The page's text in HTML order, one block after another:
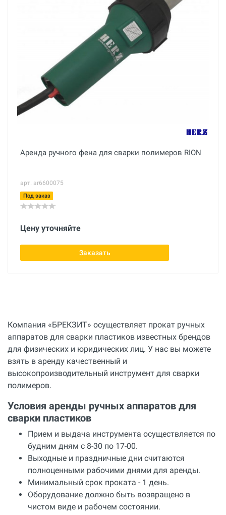
Аренда ручного фена для сварки полимеров RION
арт. ar6600075
Под заказ
Цену уточняйте
Заказать
Компания «БРЕКЗИТ» осуществляет прокат ручных
аппаратов для сварки пластиков известных брендов
для физических и юридических лиц. У нас вы можете
взять в аренду качественный и
высокопроизводительный инструмент для сварки
полимеров.
Условия аренды ручных аппаратов для
сварки пластиков
Прием и выдача инструмента осуществляется по
будним дням с 8-30 по 17-00.
Выходные и праздничные дни считаются
полноценными рабочими днями для аренды.
Минимальный срок проката - 1 день.
Оборудование должно быть возвращено в
чистом виде и рабочем состоянии.